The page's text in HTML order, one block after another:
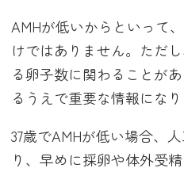
AMHが低いからといって
けではありません。ただ
る卵子数に関わることが
るうえで重要な情報になり
37歳でAMHが低い場合、
り、早めに採卵や体外受